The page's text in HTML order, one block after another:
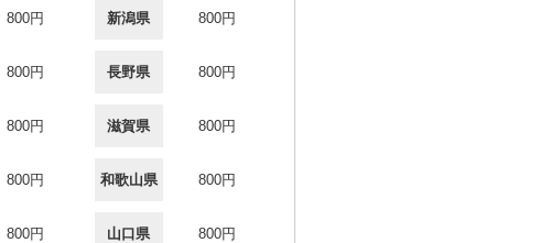
800円 新潟県 800円
800円 長野県 800円
800円 滋賀県 800円
800円 和歌山県 800円
800円 山口県 800円